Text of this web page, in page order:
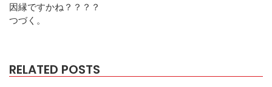
因縁ですかね？？？？
つづく。
RELATED POSTS